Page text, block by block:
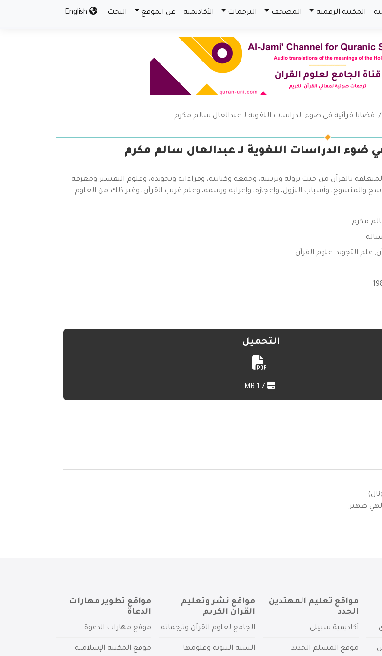
المكتبة الرقمية المصحف الترجمات الأكاديمية عن الموقع البحث
قضايا قرآنية في ضوء الدراسات اللغوية لـ عبدالعال سالم مكرم
ضوء الدراسات اللغوية لـ عبدالعال سالم مكرم
بالقرآن من حيث نزوله وترتيبه، وجمعه وكتابته، وقراءاته وتجويده، وعلوم التفسير ومعرفة
والمنسوخ، وأسباب النزول، وإعجازه، وإعرابه ورسمه، وعلم غريب القرآن، وغير ذلك من العلوم
مكرم
, علم التجويد, علوم القرآن
التحميل
ظهير
مواقع تعليم المهتدين
الجدد
أكاديمية سبيلي
موقع المسلم الجديد
مواقع نشر وتعليم
القرآن الكريم
الجامع لعلوم القرآن وترجماته
السنة النبوية وعلومها
مواقع تطوير مهارات
الدعاة
موقع مهارات الدعوة
موقع المكتبة الإسلامية